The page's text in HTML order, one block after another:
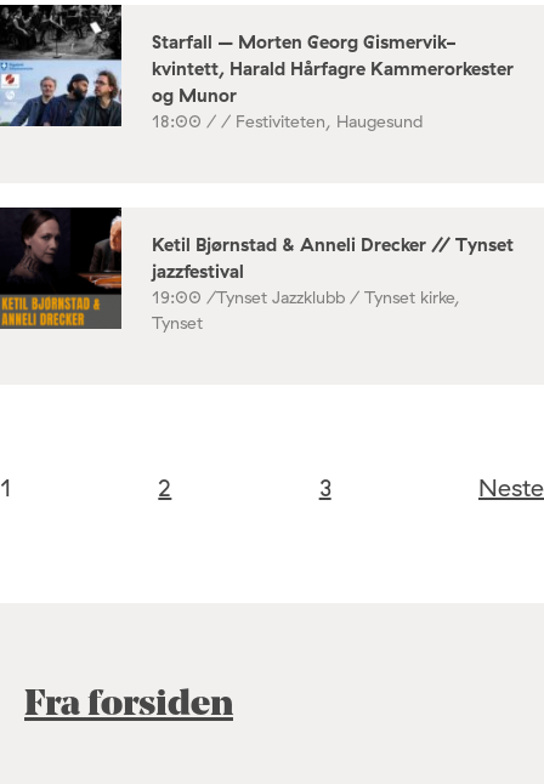
Starfall – Morten Georg Gismervik-
kvintett, Harald Hårfagre Kammerorkester
og Munor
18:00 / / Festiviteten, Haugesund
Ketil Bjørnstad & Anneli Drecker // Tynset
jazzfestival
19:00 /Tynset Jazzklubb / Tynset kirke,
Tynset
1 2 3 Neste
Fra forsiden